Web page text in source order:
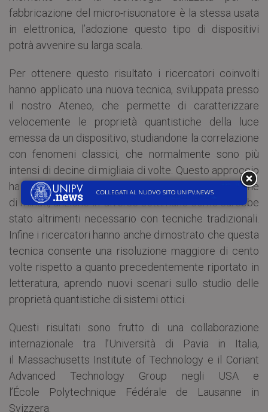
fabbricazione del micro-risuonatore è la stessa usata
in elettronica, l’adozione questo tipo di dispositivi
potrà avvenire su larga scala.
Per ottenere questo risultato i ricercatori coinvolti
hanno applicato una nuova tecnica, sviluppata presso
il nostro Ateneo, che permette di caratterizzare
velocemente le proprietà quantistiche della luce
emessa da un dispositivo, studiandone la correlazione
con fenomeni classici, che normalmente sono più
intensi di decine di migliaia di volte. Questo approccio
ha permesso di effettuare le misure in poche decine
di minuti, anziché in diverse settimane come sarebbe
stato altrimenti necessario con tecniche tradizionali.
Infine i ricercatori hanno anche dimostrato che questa
tecnica consente una risoluzione maggiore di cento
volte rispetto a quanto precedentemente riportato in
letteratura, aprendo nuovi scenari sullo studio delle
proprietà quantistiche di sistemi ottici.
Questi risultati sono frutto di una collaborazione
internazionale tra l’Università di Pavia in Italia,
il Massachusetts Institute of Technology e il Coriant
Advanced Technology Group negli USA e
l’École Polytechnique Fédérale de Lausanne in
Svizzera.